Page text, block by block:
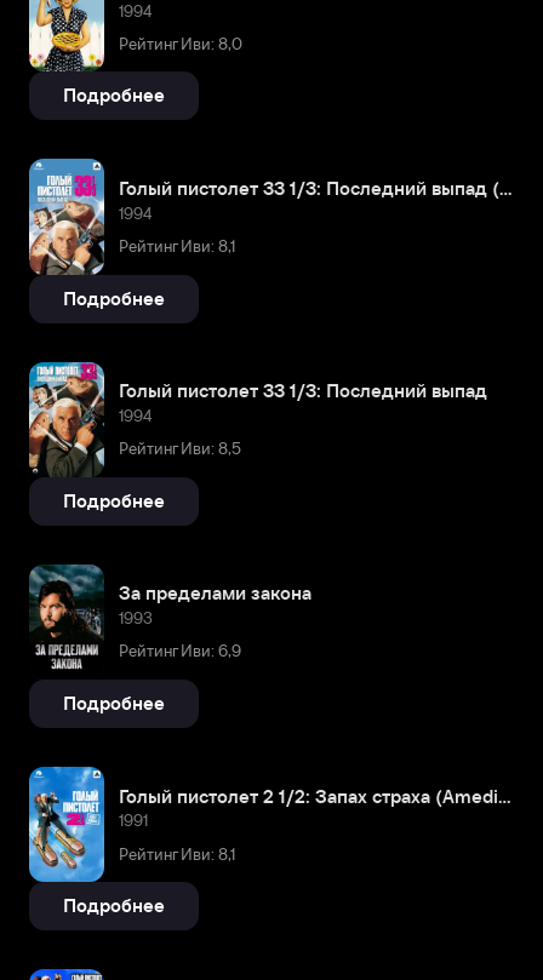
1994
Рейтинг Иви: 8,0
Подробнее
Голый пистолет 33 1/3: Последний выпад (Amediateka)
1994
Рейтинг Иви: 8,1
Подробнее
Голый пистолет 33 1/3: Последний выпад
1994
Рейтинг Иви: 8,5
Подробнее
За пределами закона
1993
Рейтинг Иви: 6,9
Подробнее
Голый пистолет 2 1/2: Запах страха (Amediateka)
1991
Рейтинг Иви: 8,1
Подробнее